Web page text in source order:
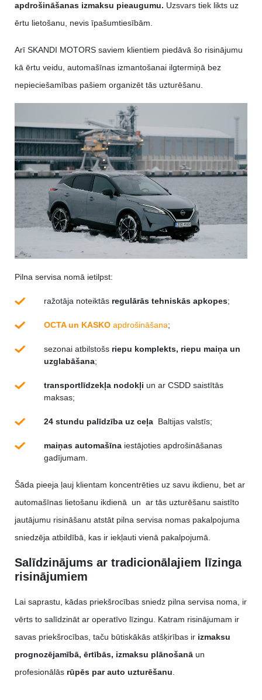
apdrošināšanas izmaksu pieaugumu. Uzsvars tiek likts uz
ērtu lietošanu, nevis īpašumtiesībām.
Arī SKANDI MOTORS saviem klientiem piedāvā šo risinājumu
kā ērtu veidu, automašīnas izmantošanai ilgtermiņā bez
nepieciešamības pašiem organizēt tās uzturēšanu.
Pilna servisa nomā ietilpst:
ražotāja noteiktās regulārās tehniskās apkopes;
OCTA un KASKO apdrošināšana;
sezonai atbilstošs riepu komplekts, riepu maiņa un
uzglabāšana;
transportlīdzekļa nodokļi un ar CSDD saistītās
maksas;
24 stundu palīdzība uz ceļa Baltijas valstīs;
maiņas automašīna iestājoties apdrošināšanas
gadījumam.
Šāda pieeja ļauj klientam koncentrēties uz savu ikdienu, bet ar
automašīnas lietošanu ikdienā un ar tās uzturēšanu saistīto
jautājumu risināšanu atstāt pilna servisa nomas pakalpojuma
sniedzēja atbildībā, kas ir iekļauti vienā pakalpojumā.
Salīdzinājums ar tradicionālajiem līzinga
risinājumiem
Lai saprastu, kādas priekšrocības sniedz pilna servisa noma, ir
vērts to salīdzināt ar operatīvo līzingu. Katram risinājumam ir
savas priekšrocības, taču būtiskākās atšķirības ir izmaksu
prognozējamībā, ērtībās, izmaksu plānošanā un
profesionālās rūpēs par auto uzturēšanu